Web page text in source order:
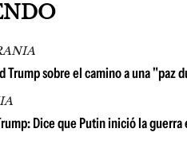
Trump sobre el camino a una "paz
Dice que Putin inició la